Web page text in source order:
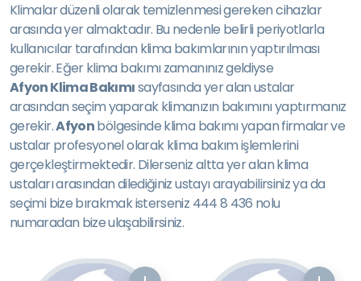
Klimalar düzenli olarak temizlenmesi gereken cihazlar
arasında yer almaktadır. Bu nedenle belirli periyotlarla
kullanıcılar tarafından klima bakımlarının yaptırılması
gerekir. Eğer klima bakımı zamanınız geldiyse
Afyon Klima Bakımısayfasında yer alan ustalar
arasından seçim yaparak klimanızın bakımını yaptırmanız
gerekir.Afyonbölgesinde klima bakımı yapan firmalar ve
ustalar profesyonel olarak klima bakım işlemlerini
gerçekleştirmektedir. Dilerseniz altta yer alan klima
ustaları arasından dilediğiniz ustayı arayabilirsiniz ya da
seçimi bize bırakmak isterseniz 444 8 436 nolu
numaradan bize ulaşabilirsiniz.